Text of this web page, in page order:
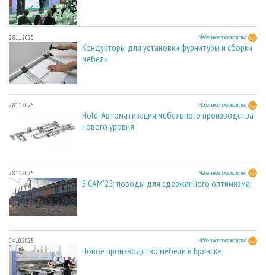
28.11.2025 Мебельное производство
Кондукторы для установки фурнитуры и сборки
мебели
28.11.2025 Мебельное производство
Hold. Автоматизация мебельного производства
нового уровня
28.11.2025 Мебельное производство
SICAM'25: поводы для сдержанного оптимизма
04.10.2025 Мебельное производство
Новое производство мебели в Брянске